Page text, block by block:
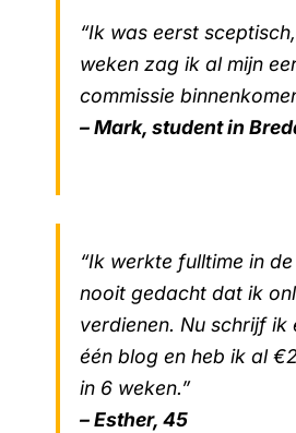
“Ik was eerst
weken zag ik al mijn
commissie
– Mark, student in
“Ik werkte fulltime in
nooit gedacht dat ik
verdienen. Nu schrijf ik
één blog en heb ik al
in 6 weken.”
– Esther, 45